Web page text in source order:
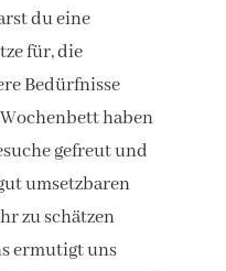
du eine
für, die
Bedürfnisse
haben
gefreut und
umsetzbaren
zu schätzen
ermutigt uns